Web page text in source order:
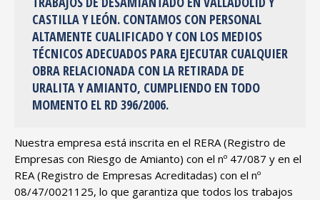
CASTILLA Y LEÓN. CONTAMOS CON PERSONAL
ALTAMENTE CUALIFICADO Y CON LOS MEDIOS
TÉCNICOS ADECUADOS PARA EJECUTAR CUALQUIER
OBRA RELACIONADA CON LA RETIRADA DE
URALITA Y AMIANTO, CUMPLIENDO EN TODO
MOMENTO EL RD 396/2006.
Nuestra empresa está inscrita en el RERA (Registro de
Empresas con Riesgo de Amianto) con el nº 47/087 y en el
REA (Registro de Empresas Acreditadas) con el nº
08/47/0021125, lo que garantiza que todos los trabajos